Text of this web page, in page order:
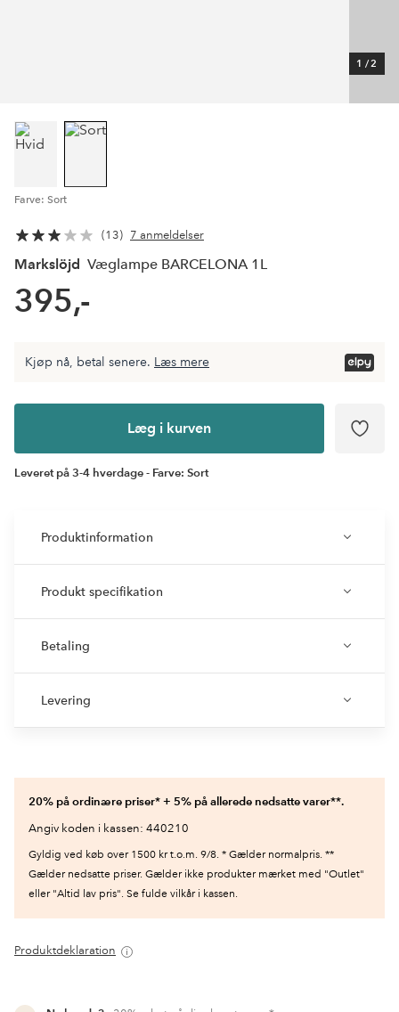
1 /2
Farve: Sort
13 7 anmeldelser
Markslöjd Væglampe BARCELONA 1L
395,-
Læg i
Kjøp nå, betal senere. Læs mere
Læg i kurven
Leveret på 3-4 hverdage - Farve: Sort
Produktinformation
Produkt specifikation
Betaling
Levering
20% på ordinære priser* + 5% på allerede nedsatte varer**.
Angiv koden i kassen: 440210
Gyldig ved køb over 1500 kr t.o.m. 9/8. * Gælder normalpris. **
Gælder nedsatte priser. Gælder ikke produkter mærket med "Outlet"
eller "Altid lav pris". Se fulde vilkår i kassen.
Produktdeklaration